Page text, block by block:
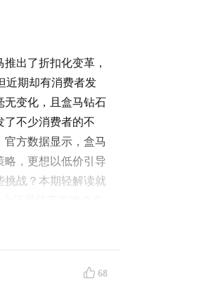
出了折扣化变革，
近期却有消费者发
无变化，且盒马钻石
了不少消费者的不
方数据显示，盒马
，更想以低价引导
战？本期轻解读就
还是线下购物？在
68